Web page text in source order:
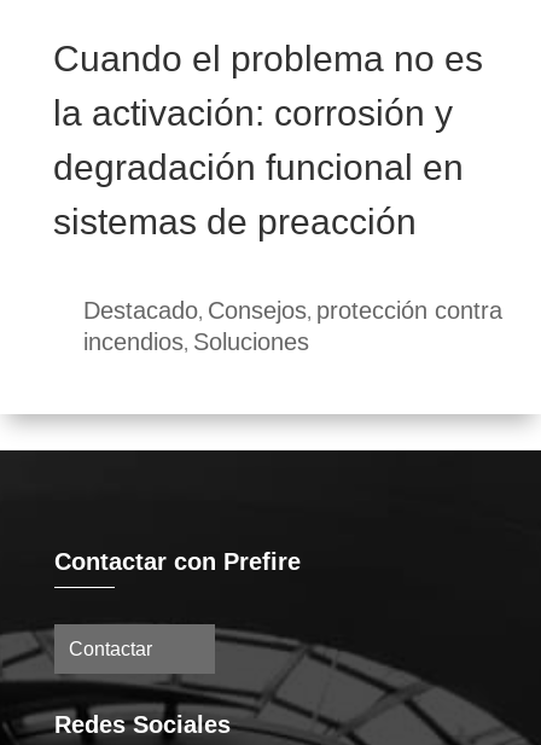
Cuando el problema no es
la activación: corrosión y
degradación funcional en
sistemas de preacción
Destacado, Consejos, protección contra
incendios, Soluciones
Contactar con Prefire
Contactar
Redes Sociales